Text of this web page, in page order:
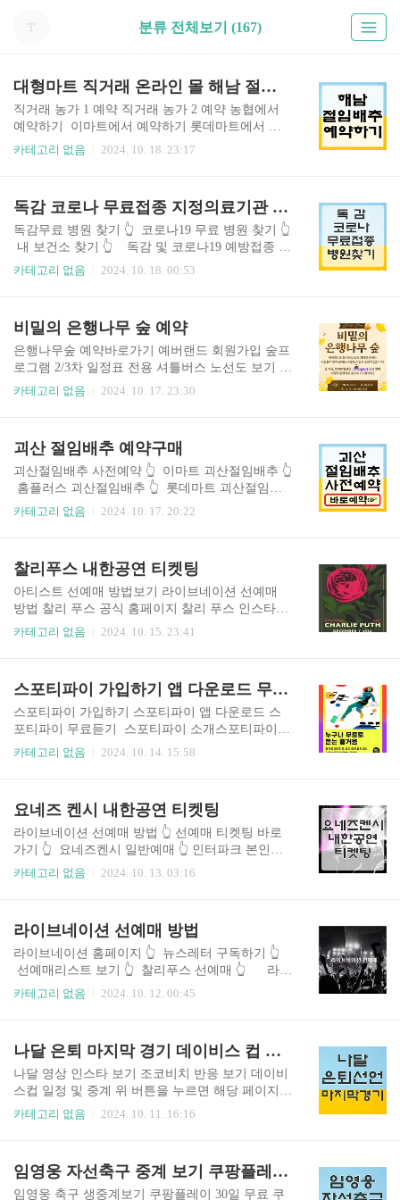
분류 전체보기 (167)
대형마트 직거래 온라인 몰 해남 절임배추 10kg 20kg 사전예약하기
직거래 농가 1 예약 직거래 농가 2 예약 농협에서
예약하기 이마트에서 예약하기 롯데마트에서 예
약하기 홈플러스에서 예약하기 온라인몰에서 예약
게 소금에 절여져 오기 때문에, 바로 김치를 담글
수 있어 편리합니다. 김장 준비 지금 시작하세요!
카테고리 없음 2024. 10. 18. 23:17
독감 코로나 무료접종 지정의료기관 찾기
독감무료 병원 찾기 👆️ 코로나19 무료 병원 찾기 👆️
내 보건소 찾기 👆️ 독감 및 코로나19 예방접종 무
료 접종 기관 찾기 독감과 코로나19 예방접종은 건
관을 찾는 방법에 대해 알아보겠습니다. 첫 번째로,
정부의 공식 웹사이트 활용입니다. 한국의 질병관
리청 예방접종도우미 사이트에서는 무료 예방접종
정보를 제공하고 있습니다. 여기에서 가까운 의료
기관을 찾고, 접종 일정 및 절차를 확인할 수 있습
공하는 경우가 많습니다. 보건소의 운영 시간과 ..
카테고리 없음 2024. 10. 18. 00:53
비밀의 은행나무 숲 예약
은행나무숲 예약바로가기 예버랜드 회원가입 숲프
로그램 2/3차 일정표 전용 셔틀버스 노선도 보기 비
밀의 은행나무숲 영상 비밀의 은행나무 숲 프
작품을 만들며 창의력을 발휘할 수 있습니다.예약
방법프로그램 예약은 에버랜드 공식 웹사이트에서
가능합니다. 사전 예약이 필수이며 예약이 빠르게
마감되므로 미리 계획하는 것이 좋습니다. 예약 시
유의사항취소 및 변경 정책:예약 후 취소나 변경이
빠른 예약이 필요합니다.복장 및 준비물:자연 탐험
에 적합한 복장과 개인..
카테고리 없음 2024. 10. 17. 23:30
괴산 절임배추 예약구매
괴산절임배추 사전예약 👆️ 이마트 괴산절임배추 👆️
홈플러스 괴산절임배추 👆️ 롯데마트 괴산절임배
추 👆️ 괴산 절임배추 예약하기괴산 절임배추는 충
아삭한 식감과 깊은 풍미를 자랑합니다. 괴산 절임
배추는 주로 김장철에 많이 사용되며, 그 자체로도
맛있지만 다양한 요리에 활용될 수 있습니다. 이 배
추의 특징은 신선하고 아삭한 식감으로, 오래 보관
해도 그 품질이 떨어지지 않아 김치로 만들어지면
며, 신선한 절임배추를 미리 확보하는 것이 중요합
니다. 사전예약하..
카테고리 없음 2024. 10. 17. 20:22
찰리푸스 내한공연 티켓팅
아티스트 선예매 방법보기 라이브네이션 선예매
방법 찰리 푸스 공식 홈페이지 찰리 푸스 인스타그
램 보기 찰리 푸스 티켓팅 바로가기
카테고리 없음 2024. 10. 15. 23:41
스포티파이 가입하기 앱 다운로드 무료로 듣기
스포티파이 가입하기 스포티파이 앱 다운로드 스
포티파이 무료듣기 스포티파이 소개스포티파이를
이용하면 휴대폰, 컴퓨터, 태블릿 등 다양한 기기에
원하는 분위기에 맞는 콘텐츠를 쉽게 찾아 재생할
수 있습니다. 원하는 트랙을 직접 선택하거나, 스포
티파이가 추천하는 곡들을 들어보세요. 또한, 친구
나 아티스트, 유명인들의 컬렉션을 탐색하거나 직
접 라디오 스테이션을 만들어 즐기는 것도 가능합
악을 무료로 즐길 수 있습니다.
카테고리 없음 2024. 10. 14. 15:58
요네즈 켄시 내한공연 티켓팅
라이브네이션 선예매 방법 👆️ 선예매 티켓팅 바로
가기 👆️ 요네즈켄시 일반예매 👆️ 인터파크 본인인
증 👆️ 요네즈 켄시 예매 하기 ♠ 라이브네이션 선예
OUR / JUNK) 일시: 2025년 3월 22일 (토) 오후 7시,
2025년 3월 23일 (일) 오후 6시장소: 인스파이어 아
레나관람 등급: 전체관람가티켓 가격: 스탠딩석 13
2,000원, 지정석 R석 132,000원, 지정석 S석 110,00
0원 (VAT 포함, 회차당 1인 4매 한정) 휠체어석 예
카테고리 없음 2024. 10. 13. 03:16
라이브네이션 선예매 방법
라이브네이션 홈페이지 👆️ 뉴스레터 구독하기 👆️
선예매리스트 보기 👆️ 찰리푸스 선예매 👆️ 라이
브네이션 선예매 하기 1. 라이브네이션 코리아 사
트 및 행사’ 섹션에서 원하시는 공연을 선택하세
요.4. 선예매 시작 전에는 ‘알림 설정’ 버튼이 보입
니다.선예매가 시작되기 5~10분 전에는 이 버튼이
‘티켓 구매’ 버튼으로 바뀌며, 이를 클릭하면 예매
페이지로 이동합니다. ♠ 빠른 예매를 위해 예매처
는 찾을 수 없으며, 반드시 라이브네이션 코리아 ..
카테고리 없음 2024. 10. 12. 00:45
나달 은퇴 마지막 경기 데이비스 컵 정보
나달 영상 인스타 보기 조코비치 반응 보기 데이비
스컵 일정 및 중계 위 버튼을 누르면 해당 페이지로
바로 이동합니다. 나달 은퇴 선언 마지막 경기는 데
는 데이비스컵 파이널 8에서 진행될 예정입니
다. 나달은 22년간 테니스 세계에서 놀라운 경력을
카테고리 없음 2024. 10. 11. 16:16
임영웅 자선축구 중계 보기 쿠팡플레이 다운로드
임영웅 축구 생중계보기 쿠팡플레이 30일 무료 쿠